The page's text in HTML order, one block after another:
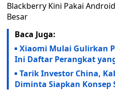
Blackberry Kini Pakai
Besar
Baca Juga:
Xiaomi Mulai Gulirkan
Ini Daftar Perangkat
Tarik Investor China,
Diminta Siapkan Konsep